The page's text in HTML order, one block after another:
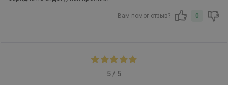
Вам помог отзыв? 0
5 / 5